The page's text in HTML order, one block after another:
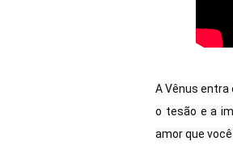
A Vênus entra
o tesão e a
amor que